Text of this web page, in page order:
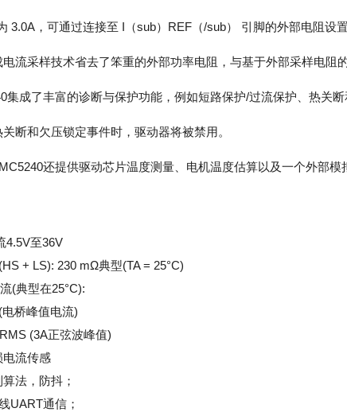
3.0A，可通过连接至 I（sub）REF（/sub） 引脚的外部电阻设
流采样技术省去了笨重的外部功率电阻，与基于外部采样电阻
集成了丰富的诊断与保护功能，例如短路保护/过流保护、热关断
断和欠压锁定事件时，驱动器将被禁用。
还提供驱动芯片温度测量、电机温度估算以及一个外部模
4.5V至36V
+ LS): 230 mΩ典型(TA = 25°C)
(典型在25°C):
电桥峰值电流)
(3A正弦波峰值)
电流传感
法，防抖；
UART通信；